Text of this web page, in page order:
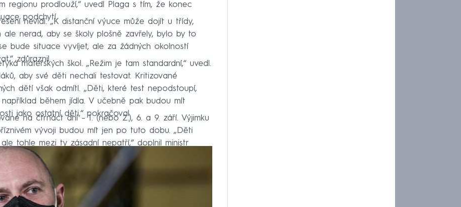
regionu prodlouží,“ uvedl Plaga s tím, že konec
podchytí.
nevidí. „K distanční výuce může dojít u třídy,
ale nerad, aby se školy plošně zavřely, bylo by to
bude situace vyvíjet, ale za žádných okolností
zdůraznil.
mateřských škol. „Režim je tam standardní,“ uvedl.
aby své děti nechali testovat. Kritizované
dětí však odmítl. „Děti, které test nepodstoupí,
během jídla. V učebně pak budou mít
jako ostatní děti,“ pokračoval.
na čtrnáct dní – 1. (nebo 2.), 6. a 9. září. Výjimku
vývoji budou mít jen po tuto dobu. „Děti
tohle mezi ty zásadní nepatří,“ doplnil ministr